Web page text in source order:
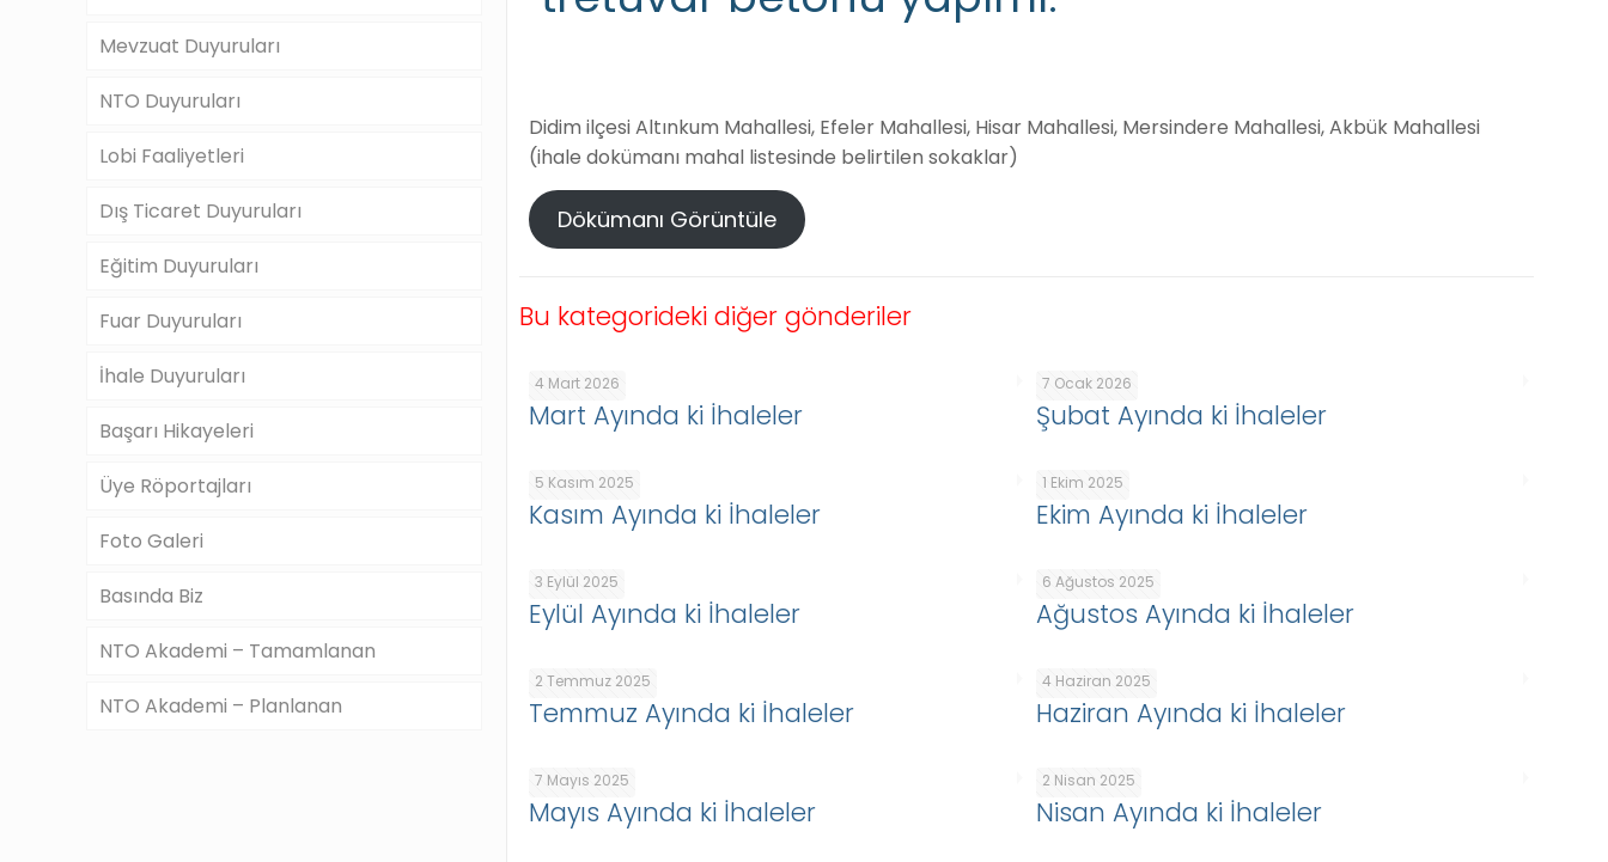
Didim ilçesi Altınkum Mahallesi, Efeler Mahallesi, Hisar Mahallesi, Mersindere Mahallesi, Akbük Mahallesi
(ihale dokümanı mahal listesinde belirtilen sokaklar)
Dökümanı Görüntüle
Bu kategorideki diğer gönderiler
4 Mart 2026
Mart Ayında ki İhaleler
7 Ocak 2026
Şubat Ayında ki İhaleler
5 Kasım 2025
Kasım Ayında ki İhaleler
1 Ekim 2025
Ekim Ayında ki İhaleler
3 Eylül 2025
Eylül Ayında ki İhaleler
6 Ağustos 2025
Ağustos Ayında ki İhaleler
2 Temmuz 2025
Temmuz Ayında ki İhaleler
4 Haziran 2025
Haziran Ayında ki İhaleler
7 Mayıs 2025
Mayıs Ayında ki İhaleler
2 Nisan 2025
Nisan Ayında ki İhaleler
Mevzuat Duyuruları
NTO Duyuruları
Lobi Faaliyetleri
Dış Ticaret Duyuruları
Eğitim Duyuruları
Fuar Duyuruları
İhale Duyuruları
Başarı Hikayeleri
Üye Röportajları
Foto Galeri
Basında Biz
NTO Akademi – Tamamlanan
NTO Akademi – Planlanan